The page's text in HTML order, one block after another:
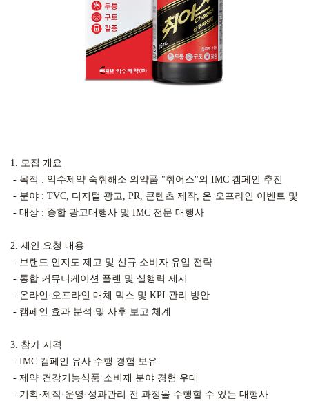
1. 모집 개요
- 목적 : 익수제약 숙취해소 의약품 "취어스"의 IMC 캠페인 추진
- 분야 : TVC, 디지털 광고, PR, 콘텐츠 제작, 온·오프라인 이벤트 및
- 대상 : 종합 광고대행사 및 IMC 전문 대행사
2. 제안 요청 내용
- 브랜드 인지도 제고 및 신규 소비자 유입 전략
- 통합 커뮤니케이션 플랜 및 실행력 제시
- 온라인·오프라인 매체 믹스 및 KPI 관리 방안
- 캠페인 효과 분석 및 사후 보고 체계
3. 참가 자격
- IMC 캠페인 유사 수행 경험 보유
- 제약·건강기능식품·소비재 분야 경험 우대
- 기획·제작·운영·성과관리 전 과정을 수행할 수 있는 대행사